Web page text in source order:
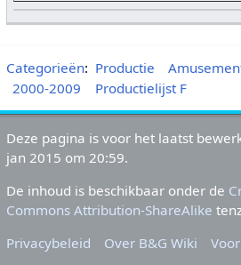
Categorieën: Productie
2000-2009
Productielijst F
Deze pagina is voor het laatst
jan 2015 om 20:59.
De inhoud is beschikbaar onder de
Commons Attribution-ShareAlike
Privacybeleid
Over B&G Wiki